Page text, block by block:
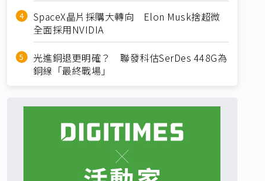
SpaceX晶片採購大轉向 Elon Musk捨超微
全面採用NVIDIA
光進銅退更明確？ 聯發科估SerDes 448G為
銅線「最終戰場」